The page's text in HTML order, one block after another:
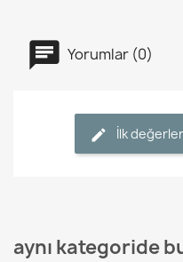
Yorumlar (0)
İlk
aynı kategoride